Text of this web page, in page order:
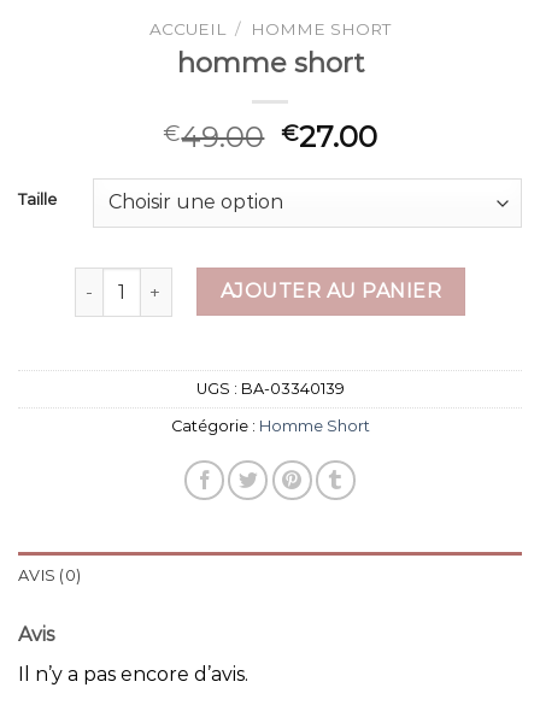
ACCUEIL / HOMME SHORT
homme short
€49.00 €27.00
Taille
quantité de homme shortAJOUTER AU PANIER
UGS : BA-03340139
Catégorie : Homme Short
AVIS (0)
Avis
Il n’y a pas encore d’avis.